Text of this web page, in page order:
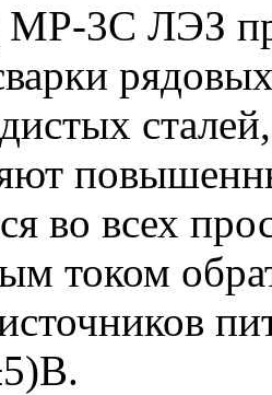
МР-3С ЛЭЗ
во всех
током